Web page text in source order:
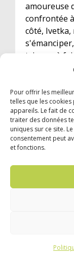
Pour offrir les
telles que les
appareils. Le fait de
traiter des données
uniques sur ce site.
consentement peut
et fonctions.
amoureuse
confrontée
côté, Ivetka,
tsigane à
roman
English